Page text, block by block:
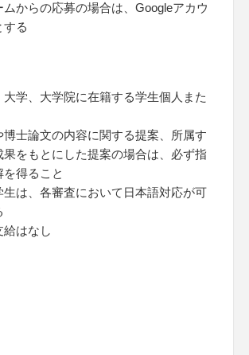
からの応募の場合は、Googleアカウ
する
学、大学院に在籍する学生個人また
士論文の内容に関する提案、所属す
果をもとにした提案の場合は、必ず指
得ること
は、各審査において日本語対応が可
はなし